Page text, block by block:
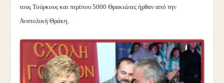
τους Τούρκους και περίπου 5000 Θρακιώτες ήρθαν από την
Ανατολική Θράκη.